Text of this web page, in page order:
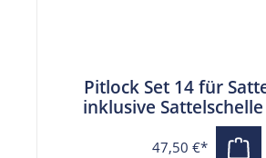
Pitlock Set 14 für
inklusive
schwarz
47,50 €*